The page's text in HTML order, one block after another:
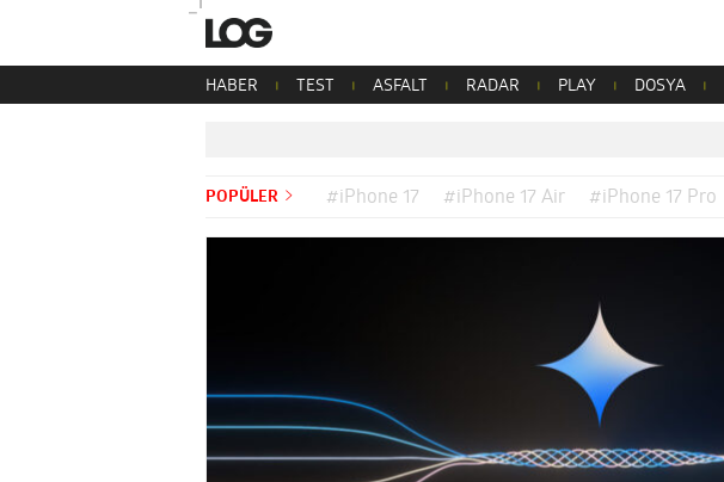
HABER TEST ASFALT RADAR PLAY DOSYA
POPÜLER #iPhone 17 #iPhone 17 Air #iPhone 17 Pro